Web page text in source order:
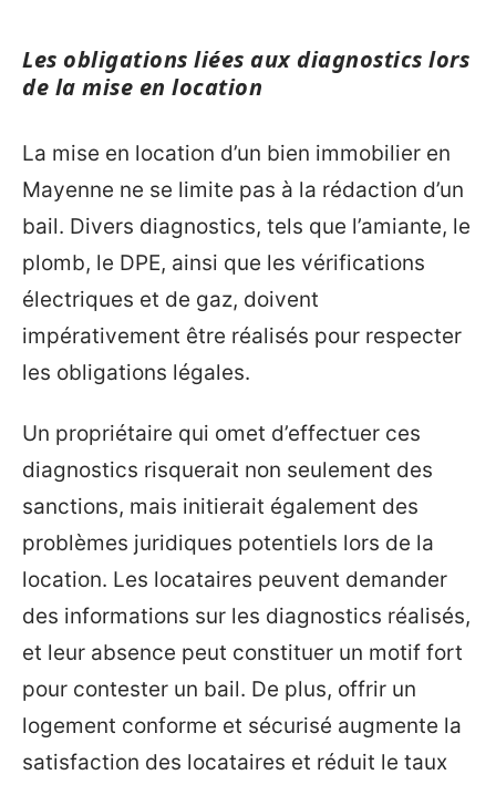
Les obligations liées aux diagnostics lors
de la mise en location
La mise en location d’un bien immobilier en
Mayenne ne se limite pas à la rédaction d’un
bail. Divers diagnostics, tels que l’amiante, le
plomb, le DPE, ainsi que les vérifications
électriques et de gaz, doivent
impérativement être réalisés pour respecter
les obligations légales.
Un propriétaire qui omet d’effectuer ces
diagnostics risquerait non seulement des
sanctions, mais initierait également des
problèmes juridiques potentiels lors de la
location. Les locataires peuvent demander
des informations sur les diagnostics réalisés,
et leur absence peut constituer un motif fort
pour contester un bail. De plus, offrir un
logement conforme et sécurisé augmente la
satisfaction des locataires et réduit le taux